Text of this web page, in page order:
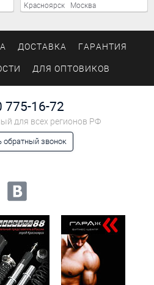
Красноярск Москва
ДОСТАВКА ГАРАНТИЯ
ДЛЯ ОПТОВИКОВ
775-16-72
для всех регионов РФ
обратный звонок